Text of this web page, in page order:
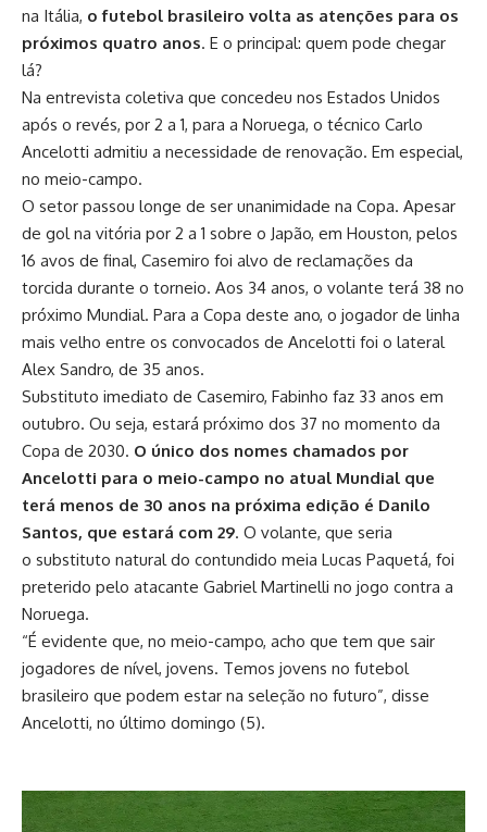
na Itália, o futebol brasileiro volta as atenções para os
próximos quatro anos. E o principal: quem pode chegar
lá?
Na entrevista coletiva que concedeu nos Estados Unidos
após o revés, por 2 a 1, para a Noruega, o técnico Carlo
Ancelotti admitiu a necessidade de renovação. Em especial,
no meio-campo.
O setor passou longe de ser unanimidade na Copa. Apesar
de gol na vitória por 2 a 1 sobre o Japão, em Houston, pelos
16 avos de final, Casemiro foi alvo de reclamações da
torcida durante o torneio. Aos 34 anos, o volante terá 38 no
próximo Mundial. Para a Copa deste ano, o jogador de linha
mais velho entre os convocados de Ancelotti foi o lateral
Alex Sandro, de 35 anos.
Substituto imediato de Casemiro, Fabinho faz 33 anos em
outubro. Ou seja, estará próximo dos 37 no momento da
Copa de 2030. O único dos nomes chamados por
Ancelotti para o meio-campo no atual Mundial que
terá menos de 30 anos na próxima edição é Danilo
Santos, que estará com 29. O volante, que seria
o substituto natural do contundido meia Lucas Paquetá, foi
preterido pelo atacante Gabriel Martinelli no jogo contra a
Noruega.
“É evidente que, no meio-campo, acho que tem que sair
jogadores de nível, jovens. Temos jovens no futebol
brasileiro que podem estar na seleção no futuro”, disse
Ancelotti, no último domingo (5).